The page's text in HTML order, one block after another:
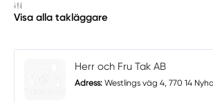
Visa alla takläggare
Herr och Fru Tak AB
Adress: Westlings väg 4, 770 14